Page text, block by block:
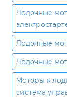
Лодочные
Лодочные
Лодочные
Моторы к
система